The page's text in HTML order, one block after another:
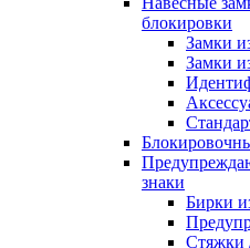
блокировки
Замки
Замки
знаки
Бирки
Стяжки